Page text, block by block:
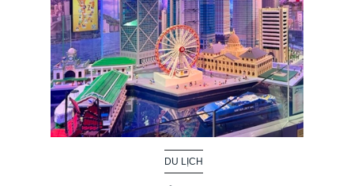
DU LỊCH